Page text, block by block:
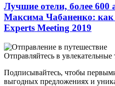
Лучшие отели, более 600
Максима Чабаненко:
Experts Meeting 2019
Отправляйтесь в
Подписывайтесь, чтобы
выгодных предложениях и